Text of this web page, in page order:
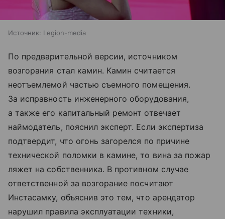
Источник: Legion-media
По предварительной версии, источником
возгорания стал камин. Камин считается
неотъемлемой частью съемного помещения.
За исправность инженерного оборудования,
а также его капитальный ремонт отвечает
наймодатель, пояснил эксперт. Если экспертиза
подтвердит, что огонь загорелся по причине
технической поломки в камине, то вина за пожар
ляжет на собственника. В противном случае
ответственной за возгорание посчитают
Инстасамку, объяснив это тем, что арендатор
нарушил правила эксплуатации техники,